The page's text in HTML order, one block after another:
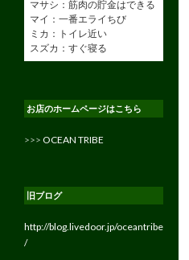
マサシ：筋肉の貯金はできる
マイ：一番エライちび
ミカ：トイレ近い
スズカ：すぐ寝る
お店のホームページはこちら
>>> OCEAN TRIBE
旧ブログ
http://blog.livedoor.jp/oceantribe
/